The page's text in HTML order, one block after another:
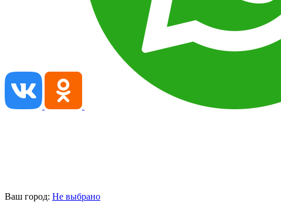
Ваш город: Не выбрано